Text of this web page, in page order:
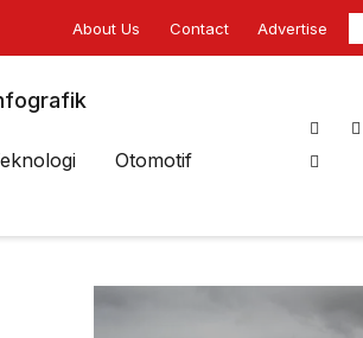
About Us Contact Advertise
Otomotif